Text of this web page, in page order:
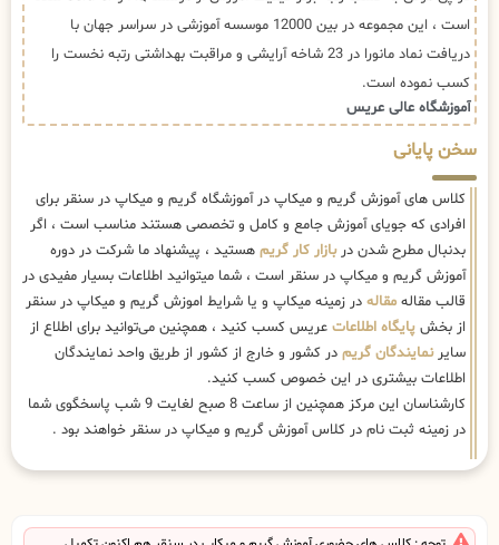
است ، این مجموعه در بین 12000 موسسه آموزشی در سراسر جهان با
دریافت نماد مانورا در 23 شاخه آرایشی و مراقبت بهداشتی رتبه نخست را
کسب نموده است.
آموزشگاه عالی عریس
سخن پایانی
کلاس های آموزش گریم و میکاپ در آموزشگاه گریم و میکاپ در سنقر برای
افرادی که جویای آموزش جامع و کامل و تخصصی هستند مناسب است ، اگر
بدنبال مطرح شدن دربازار کار گریم هستید ، پیشنهاد ما شرکت در دوره
آموزش گریم و میکاپ در سنقر است ، شما میتوانید اطلاعات بسیار مفیدی در
قالب مقاله مقاله در زمینه میکاپ و یا شرایط اموزش گریم و میکاپ در سنقر
از بخش پایگاه اطلاعات عریس کسب کنید ، همچنین می‌توانید برای اطلاع از
سایرنمایندگان گریم در کشور و خارج از کشور از طریق واحد نمایندگان
اطلاعات بیشتری در این خصوص کسب کنید.
کارشناسان این مرکز همچنین از ساعت 8 صبح لغایت 9 شب پاسخگوی شما
در زمینه ثبت نام در کلاس آموزش گریم و میکاپ در سنقر خواهند بود .